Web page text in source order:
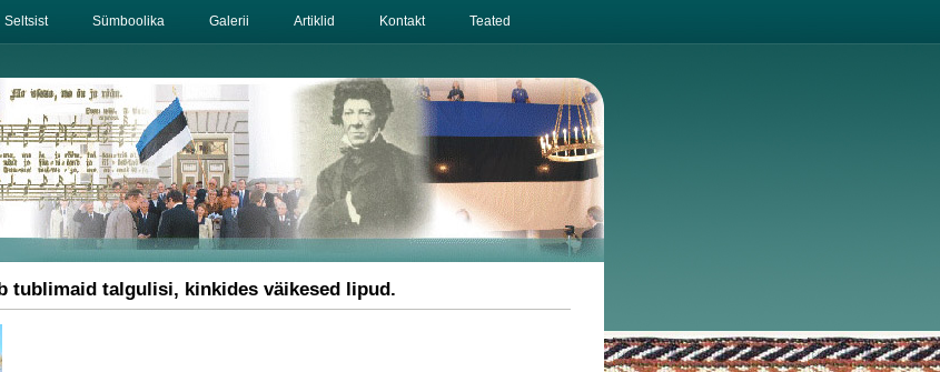
Seltsist Sümboolika Galerii Artiklid Kontakt Teated
tublimaid talgulisi, kinkides väikesed lipud.